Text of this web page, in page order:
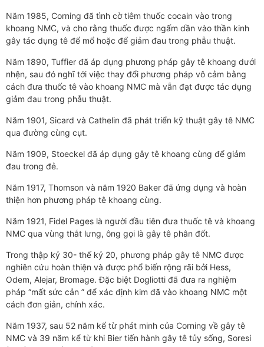
Năm 1985, Corning đã tình cờ tiêm thuốc cocain vào trong
khoang NMC, và cho rằng thuốc được ngấm dần vào thần kinh
gây tác dụng tê để mổ hoặc để giảm đau trong phẫu thuật.
Năm 1890, Tuffier đã áp dụng phương pháp gây tê khoang dưới
nhện, sau đó nghĩ tới việc thay đổi phương pháp vô cảm bằng
cách đưa thuốc tê vào khoang NMC mà vẫn đạt được tác dụng
giảm đau trong phẫu thuật.
Năm 1901, Sicard và Cathelin đã phát triển kỹ thuật gây tê NMC
qua đường cùng cụt.
Năm 1909, Stoeckel đã áp dụng gây tê khoang cùng để giảm
đau trong đẻ.
Năm 1917, Thomson và năm 1920 Baker đã ứng dụng và hoàn
thiện hơn phương pháp tê khoang cùng.
Năm 1921, Fidel Pages là người đầu tiên đưa thuốc tê và khoang
NMC qua vùng thắt lưng, ông gọi là gây tê phân đốt.
Trong thập kỷ 30- thế kỷ 20, phương pháp gây tê NMC được
nghiên cứu hoàn thiện và được phổ biến rộng rãi bởi Hess,
Odem, Alejar, Bromage. Đặc biệt Dogliotti đã đưa ra nghiệm
pháp “mất sức cản ” để xác định kim đã vào khoang NMC một
cách đơn giản, chính xác.
Năm 1937, sau 52 năm kể từ phát minh của Corning về gây tê
NMC và 39 năm kể từ khi Bier tiến hành gây tê tủy sống, Soresi